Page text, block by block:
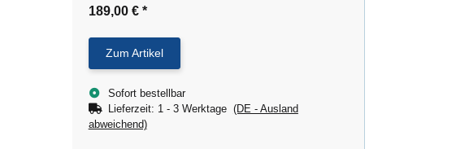
189,00 € *
Zum Artikel
Sofort bestellbar
Lieferzeit: 1 - 3 Werktage (DE - Ausland
abweichend)